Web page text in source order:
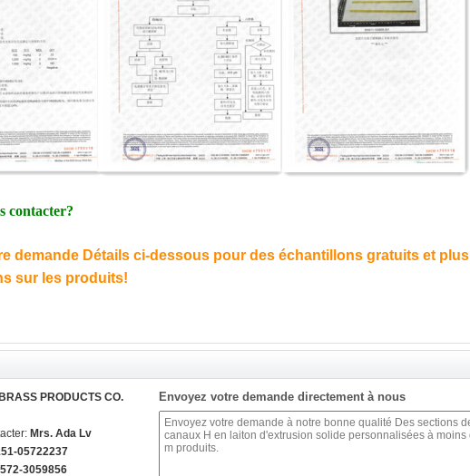
contacter?
demande Détails ci-dessous pour des échantillons gratuits et plus
sur les produits!
PRODUCTS CO.
Mrs. Ada Lv
05722237
3059856
Envoyez votre demande directement à nous